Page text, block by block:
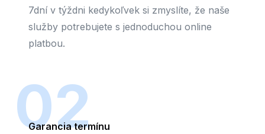
7dní v týždni kedykoľvek si zmyslíte, že naše
služby potrebujete s jednoduchou online
platbou.
02
Garancia termínu